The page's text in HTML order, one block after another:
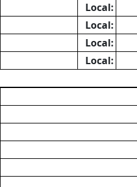
Local:
Local:
Local:
Local: